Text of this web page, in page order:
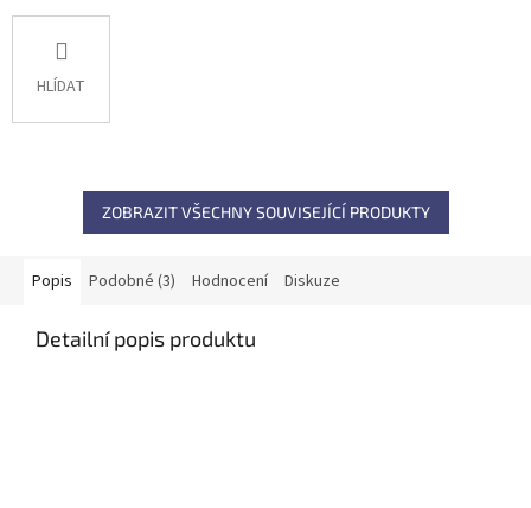
HLÍDAT
ZOBRAZIT VŠECHNY SOUVISEJÍCÍ PRODUKTY
Popis Podobné (3) Hodnocení Diskuze
Detailní popis produktu